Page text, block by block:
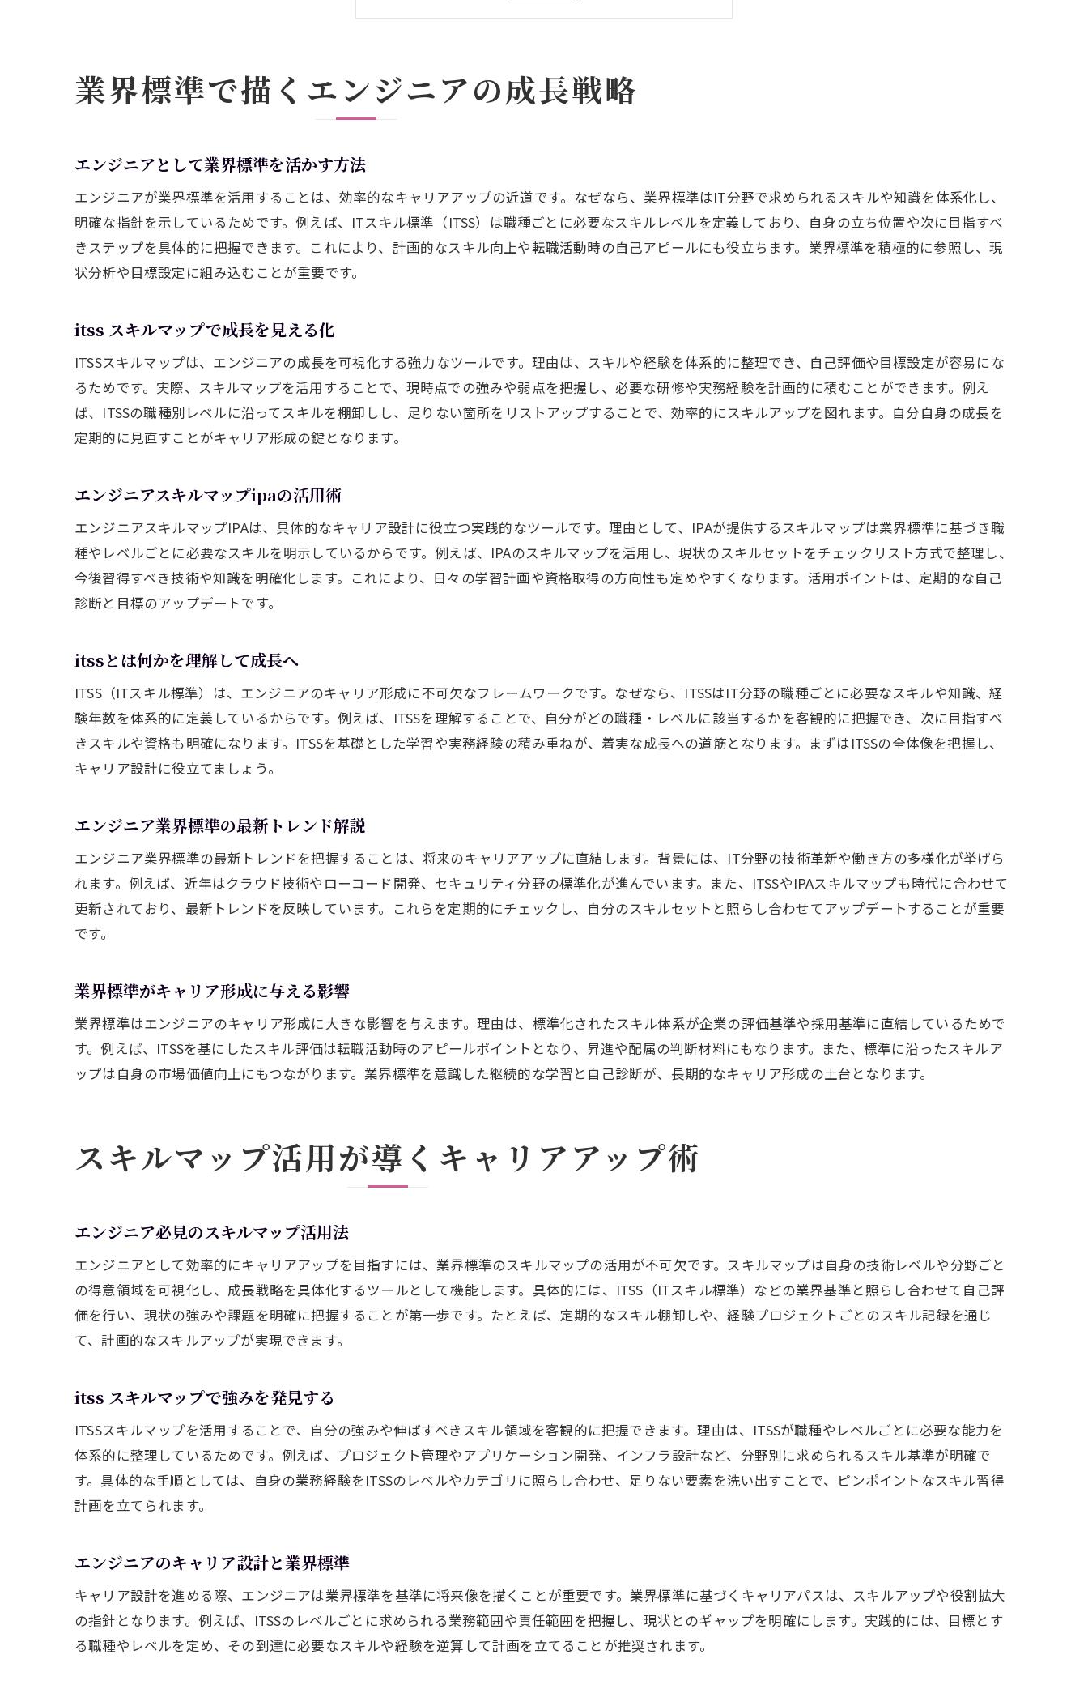
itssとは何かを理解して成長へ
業界標準がキャリア形成に与える影響
スキルマップ活用が導くキャリアアップ術
スキルマップで目指すキャリアアップ術
itssレベルを踏まえた資格選びのポイント
itssとは何かを分かりやすく解説
エンジニア業界標準のITSS職種とは
itスキル標準v3の重要なポイント
エンジニア向けitスキル標準資格一覧
itssレベル資格一覧で目指す専門性
エンジニアの資格選びと業界標準比較
キャリア設計に役立つスキル標準の活用法
エンジニアのキャリア設計とスキル標準
itssを活かしたキャリアパスの作り方
エンジニアが伸ばすべきスキル領域
実践的なスキルマップで差をつける方法
itスキル標準で見える化する自己成長
エンジニア業界標準を活かした行動計画
itスキル標準v3の最新動向と特徴
エンジニアのキャリア設計とv3活用法
itスキル標準v3で専門性を磨くポイント
エンジニアとして飛躍するための業界知識
エンジニアが知るべき業界標準の全体像
エンジニアに役立つ最新トレンド解説
業界標準と連動したキャリアアップ術
業界標準で描くエンジニアの成長戦略
エンジニアとして業界標準を活かす方法
エンジニアが業界標準を活用することは、効率的なキャリアアップの近道です。なぜなら、業界標準はIT分野で求められるスキルや知識を体系化し、
明確な指針を示しているためです。例えば、ITスキル標準（ITSS）は職種ごとに必要なスキルレベルを定義しており、自身の立ち位置や次に目指すべ
きステップを具体的に把握できます。これにより、計画的なスキル向上や転職活動時の自己アピールにも役立ちます。業界標準を積極的に参照し、現
状分析や目標設定に組み込むことが重要です。
itss スキルマップで成長を見える化
ITSSスキルマップは、エンジニアの成長を可視化する強力なツールです。理由は、スキルや経験を体系的に整理でき、自己評価や目標設定が容易にな
るためです。実際、スキルマップを活用することで、現時点での強みや弱点を把握し、必要な研修や実務経験を計画的に積むことができます。例え
ば、ITSSの職種別レベルに沿ってスキルを棚卸しし、足りない箇所をリストアップすることで、効率的にスキルアップを図れます。自分自身の成長を
定期的に見直すことがキャリア形成の鍵となります。
エンジニアスキルマップipaの活用術
エンジニアスキルマップIPAは、具体的なキャリア設計に役立つ実践的なツールです。理由として、IPAが提供するスキルマップは業界標準に基づき職
種やレベルごとに必要なスキルを明示しているからです。例えば、IPAのスキルマップを活用し、現状のスキルセットをチェックリスト方式で整理し、
今後習得すべき技術や知識を明確化します。これにより、日々の学習計画や資格取得の方向性も定めやすくなります。活用ポイントは、定期的な自己
診断と目標のアップデートです。
itssとは何かを理解して成長へ
ITSS（ITスキル標準）は、エンジニアのキャリア形成に不可欠なフレームワークです。なぜなら、ITSSはIT分野の職種ごとに必要なスキルや知識、経
験年数を体系的に定義しているからです。例えば、ITSSを理解することで、自分がどの職種・レベルに該当するかを客観的に把握でき、次に目指すべ
きスキルや資格も明確になります。ITSSを基礎とした学習や実務経験の積み重ねが、着実な成長への道筋となります。まずはITSSの全体像を把握し、
キャリア設計に役立てましょう。
エンジニア業界標準の最新トレンド解説
エンジニア業界標準の最新トレンドを把握することは、将来のキャリアアップに直結します。背景には、IT分野の技術革新や働き方の多様化が挙げら
れます。例えば、近年はクラウド技術やローコード開発、セキュリティ分野の標準化が進んでいます。また、ITSSやIPAスキルマップも時代に合わせて
更新されており、最新トレンドを反映しています。これらを定期的にチェックし、自分のスキルセットと照らし合わせてアップデートすることが重要
です。
業界標準がキャリア形成に与える影響
業界標準はエンジニアのキャリア形成に大きな影響を与えます。理由は、標準化されたスキル体系が企業の評価基準や採用基準に直結しているためで
す。例えば、ITSSを基にしたスキル評価は転職活動時のアピールポイントとなり、昇進や配属の判断材料にもなります。また、標準に沿ったスキルア
ップは自身の市場価値向上にもつながります。業界標準を意識した継続的な学習と自己診断が、長期的なキャリア形成の土台となります。
スキルマップ活用が導くキャリアアップ術
エンジニア必見のスキルマップ活用法
エンジニアとして効率的にキャリアアップを目指すには、業界標準のスキルマップの活用が不可欠です。スキルマップは自身の技術レベルや分野ごと
の得意領域を可視化し、成長戦略を具体化するツールとして機能します。具体的には、ITSS（ITスキル標準）などの業界基準と照らし合わせて自己評
価を行い、現状の強みや課題を明確に把握することが第一歩です。たとえば、定期的なスキル棚卸しや、経験プロジェクトごとのスキル記録を通じ
て、計画的なスキルアップが実現できます。
itss スキルマップで強みを発見する
ITSSスキルマップを活用することで、自分の強みや伸ばすべきスキル領域を客観的に把握できます。理由は、ITSSが職種やレベルごとに必要な能力を
体系的に整理しているためです。例えば、プロジェクト管理やアプリケーション開発、インフラ設計など、分野別に求められるスキル基準が明確で
す。具体的な手順としては、自身の業務経験をITSSのレベルやカテゴリに照らし合わせ、足りない要素を洗い出すことで、ピンポイントなスキル習得
計画を立てられます。
エンジニアのキャリア設計と業界標準
キャリア設計を進める際、エンジニアは業界標準を基準に将来像を描くことが重要です。業界標準に基づくキャリアパスは、スキルアップや役割拡大
の指針となります。例えば、ITSSのレベルごとに求められる業務範囲や責任範囲を把握し、現状とのギャップを明確にします。実践的には、目標とす
る職種やレベルを定め、その到達に必要なスキルや経験を逆算して計画を立てることが推奨されます。